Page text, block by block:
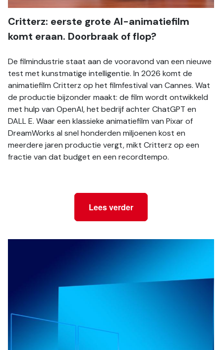
Critterz: eerste grote AI-animatiefilm
komt eraan. Doorbraak of flop?
De filmindustrie staat aan de vooravond van een nieuwe
test met kunstmatige intelligentie. In 2026 komt de
animatiefilm Critterz op het filmfestival van Cannes. Wat
de productie bijzonder maakt: de film wordt ontwikkeld
met hulp van OpenAI, het bedrijf achter ChatGPT en
DALL E. Waar een klassieke animatiefilm van Pixar of
DreamWorks al snel honderden miljoenen kost en
meerdere jaren productie vergt, mikt Critterz op een
fractie van dat budget en een recordtempo.
Lees verder